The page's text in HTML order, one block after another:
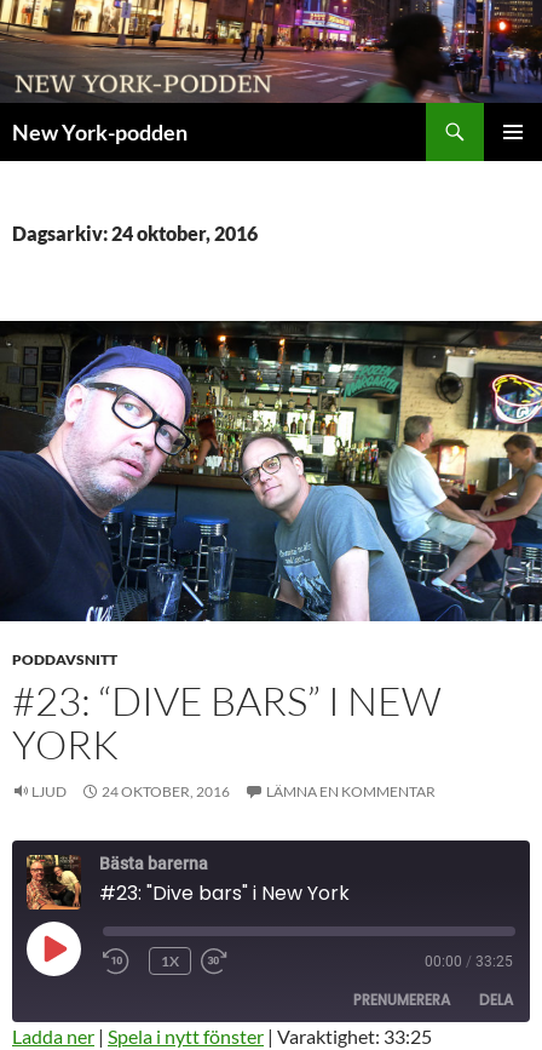
New York-podden
Dagsarkiv: 24 oktober, 2016
PODDAVSNITT
#23: “DIVE BARS” I NEW
YORK
LJUD 24 OKTOBER, 2016 LÄMNA EN KOMMENTAR
Bästa barerna
#23: "Dive bars" i New York
SPELA
UPP
HOPPA
SEKUNDER
1X
SEKUNDER
00:00 / 33:25
PRENUMERERA DELA
Ladda ner | Spela i nytt fönster | Varaktighet: 33:25